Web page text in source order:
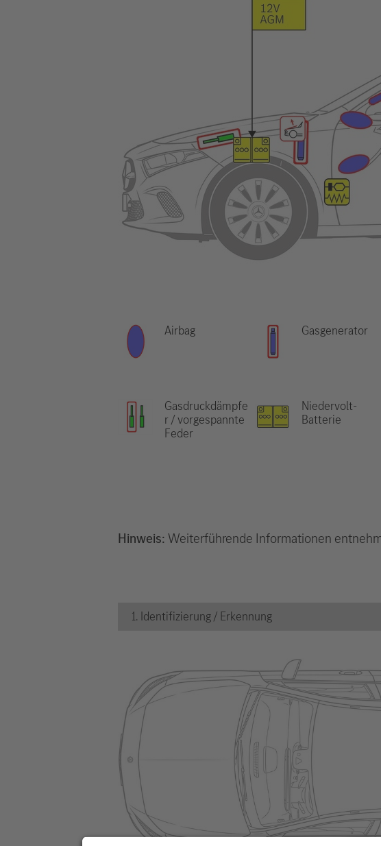
Airbag Gasgenerator
Gasdruckdämpfe
r / vorgespannte
Feder
Niedervolt-
Batterie
Hinweis:Weiterführende Informationen
1. Identifizierung / Erkennung